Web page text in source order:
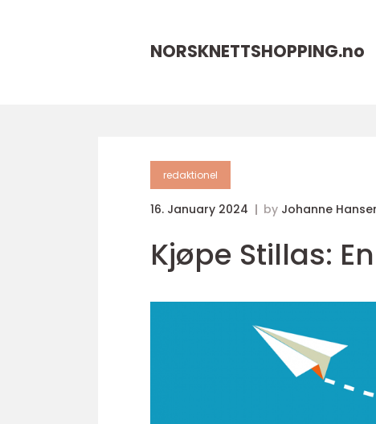
NORSKNETTSHOPPING.no
redaktionel
16. January 2024 by Johanne
Kjøpe Stillas: